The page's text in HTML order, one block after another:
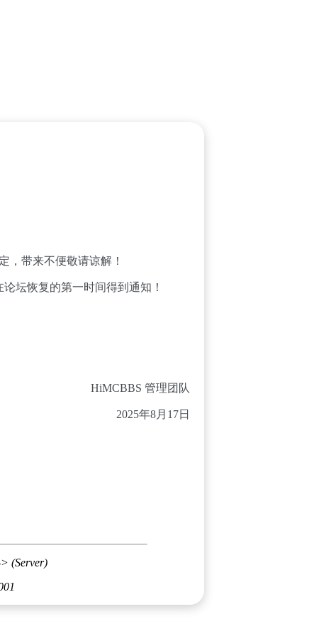
，带来不便敬请谅解！
坛恢复的第一时间得到通知！
HiMCBBS 管理团队
2025年8月17日
(Server)